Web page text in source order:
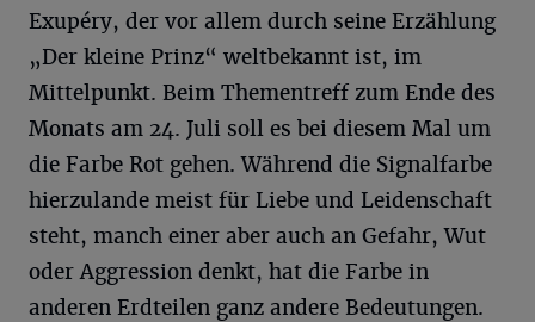
Exupéry, der vor allem durch seine Erzählung
„Der kleine Prinz“ weltbekannt ist, im
Mittelpunkt. Beim Thementreff zum Ende des
Monats am 24. Juli soll es bei diesem Mal um
die Farbe Rot gehen. Während die Signalfarbe
hierzulande meist für Liebe und Leidenschaft
steht, manch einer aber auch an Gefahr, Wut
oder Aggression denkt, hat die Farbe in
anderen Erdteilen ganz andere Bedeutungen.